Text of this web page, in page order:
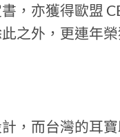
，亦獲得歐盟
之外，更連年
，而台灣的耳